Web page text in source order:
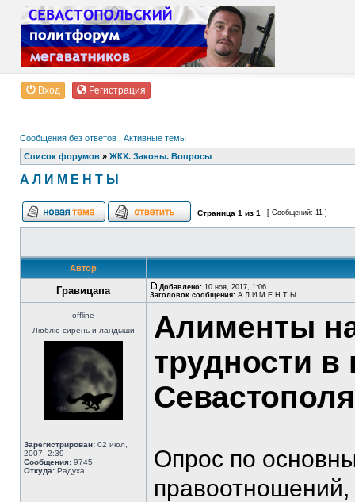
Вход Регистрация
Сообщения без ответов | Активные темы
Список форумов » ЖКХ. Законы. Вопросы
А Л И М Е Н Т Ы
Страница 1 из 1 [ Сообщений: 11 ]
Автор
Гравицапа Добавлено: 10 ноя, 2017, 1:06
Заголовок сообщения: А Л И М Е Н Т Ы
offline
Люблю сирень и ландыши
Зарегистрирован: 02 июл,
2007, 2:39
Сообщения: 9745
Откуда: Радуха
Алименты
трудности
Севастополя
Опрос по